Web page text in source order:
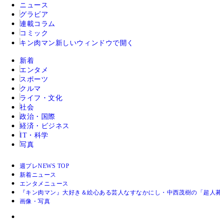
ニュース
グラビア
連載コラム
コミック
キン肉マン 新しいウィンドウで開く
新着
エンタメ
スポーツ
クルマ
ライフ・文化
社会
政治・国際
経済・ビジネス
IT・科学
写真
週プレNEWS TOP
新着ニュース
エンタメニュース
『キン肉マン』大好き＆絵心ある芸人なすなかにし・中西茂樹の「超人
画像・写真